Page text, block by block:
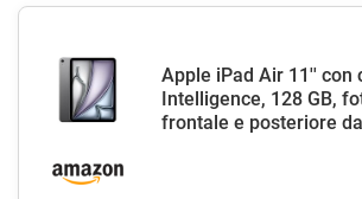
Apple iPad Air 11'' con
Intelligence, 128 GB,
frontale e posteriore